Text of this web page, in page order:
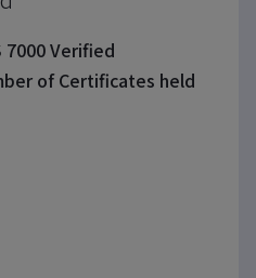
7000 Verified
of Certificates held